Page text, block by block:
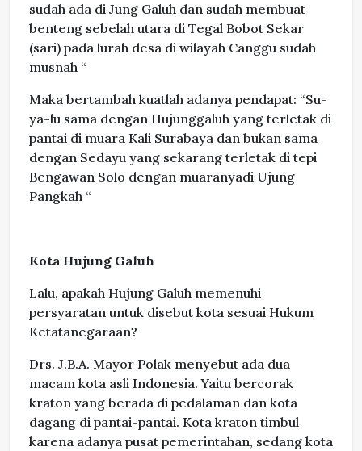
sudah ada di Jung Galuh dan sudah membuat
benteng sebelah utara di Tegal Bobot Sekar
(sari) pada lurah desa di wilayah Canggu sudah
musnah “
Maka bertambah kuatlah adanya pendapat: “Su-
ya-lu sama dengan Hujunggaluh yang terletak di
pantai di muara Kali Surabaya dan bukan sama
dengan Sedayu yang sekarang terletak di tepi
Bengawan Solo dengan muaranyadi Ujung
Pangkah “
Kota Hujung Galuh
Lalu, apakah Hujung Galuh memenuhi
persyaratan untuk disebut kota sesuai Hukum
Ketatanegaraan?
Drs. J.B.A. Mayor Polak menyebut ada dua
macam kota asli Indonesia. Yaitu bercorak
kraton yang berada di pedalaman dan kota
dagang di pantai-pantai. Kota kraton timbul
karena adanya pusat pemerintahan, sedang kota